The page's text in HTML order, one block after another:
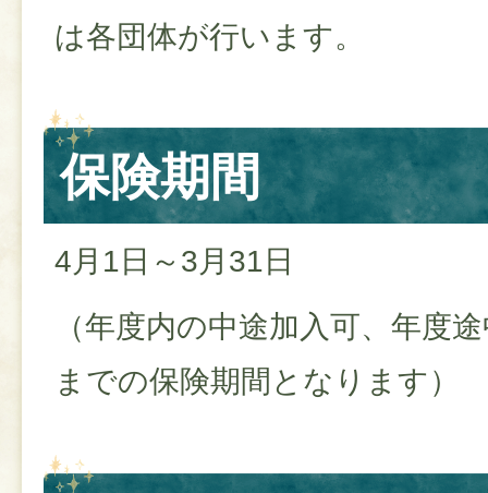
は各団体が行います。
保険期間
4月1日～3月31日
（年度内の中途加入可、年度
までの保険期間となります）